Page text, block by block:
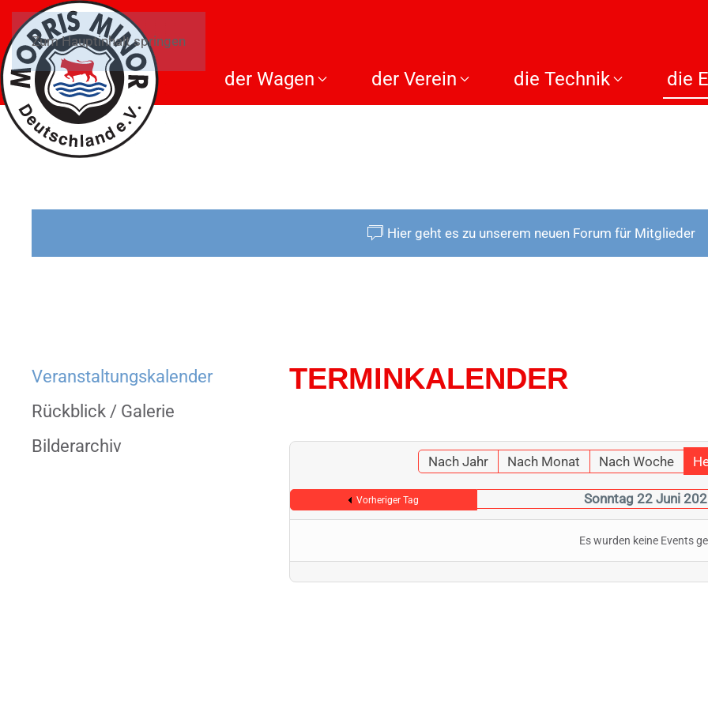
Zum Hauptinhalt springen
der Wagen der Verein die Technik die
Hier geht es zu unserem neuen Forum für Mitglieder
TERMINKALENDER
Nach Jahr Nach Monat Nach Woche
Vorheriger Tag Sonntag 22 Juni
Es wurden keine Events
Veranstaltungs­kalender
Rückblick / Galerie
Bilderarchiv